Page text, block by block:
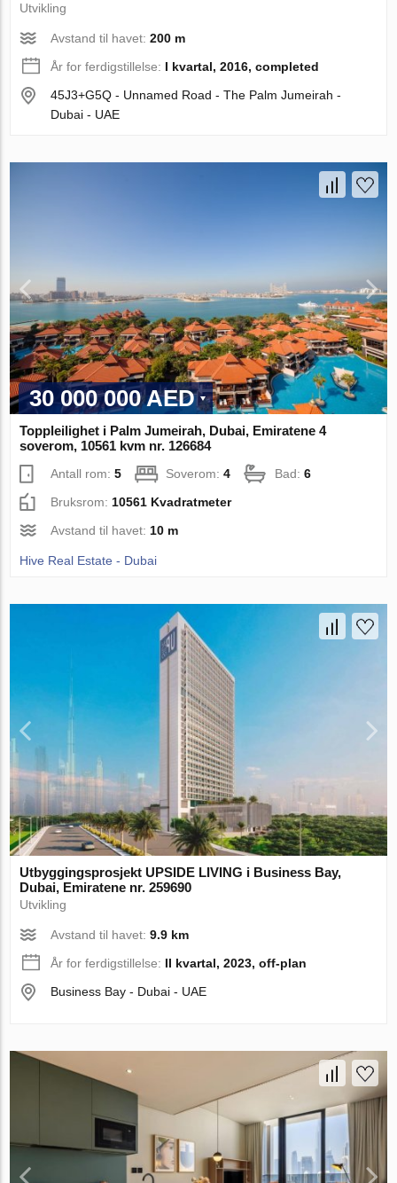
Utvikling
Avstand til havet:200 m
År for ferdigstillelse: I kvartal, 2016, completed
45J3+G5Q - Unnamed Road - The Palm Jumeirah -
Dubai - UAE
30 000 000 AED
Toppleilighet i Palm Jumeirah, Dubai, Emiratene 4
soverom, 10561 kvm nr. 126684
Antall rom:5 Soverom:4 Bad:6
Bruksrom: 10561 Kvadratmeter
Avstand til havet: 10 m
Hive Real Estate - Dubai
Utbyggingsprosjekt UPSIDE LIVING i Business Bay,
Dubai, Emiratene nr. 259690
Utvikling
Avstand til havet:9.9 km
År for ferdigstillelse: II kvartal, 2023, off-plan
Business Bay - Dubai - UAE